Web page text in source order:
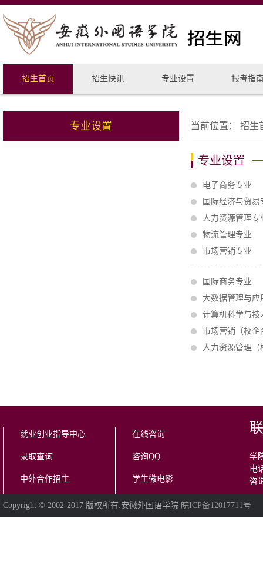
招生首页 招生快讯 专业设置 报考指
专业设置 当前位置： 招生
专业设置
电子商务专业
国际经济与贸易
人力资源管理专
物流管理专业
市场营销专业
国际商务专业
大数据管理与应
计算机科学与技
市场营销（校企
人力资源管理（
就业创业指导中心
录取查询
中外合作招生
在线咨询
咨询QQ
学生微电影
学
电
咨
Copyright © 2002-2017 版权所有:安徽外国语学院 皖ICP备12017711号